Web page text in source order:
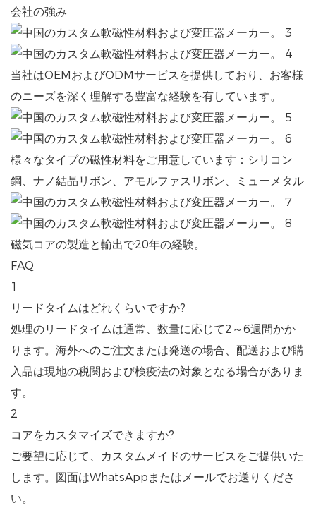
会社の強み
当社はOEMおよびODMサービスを提供しており、お客様
のニーズを深く理解する豊富な経験を有しています。
様々なタイプの磁性材料をご用意しています：シリコン
鋼、ナノ結晶リボン、アモルファスリボン、ミューメタル
磁気コアの製造と輸出で20年の経験。
FAQ
1
リードタイムはどれくらいですか?
処理のリードタイムは通常、数量に応じて2～6週間かか
ります。海外へのご注文または発送の場合、配送および購
入品は現地の税関および検疫法の対象となる場合がありま
す。
2
コアをカスタマイズできますか?
ご要望に応じて、カスタムメイドのサービスをご提供いた
します。図面はWhatsAppまたはメールでお送りくださ
い。